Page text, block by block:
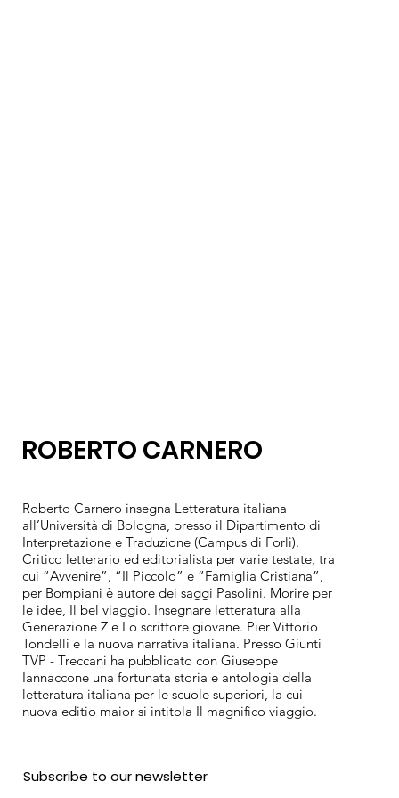
ROBERTO CARNERO
Roberto Carnero insegna Letteratura italiana
all’Università di Bologna, presso il Dipartimento di
Interpretazione e Traduzione (Campus di Forlì).
Critico letterario ed editorialista per varie testate, tra
cui “Avvenire”, “Il Piccolo” e “Famiglia Cristiana”,
per Bompiani è autore dei saggi Pasolini. Morire per
le idee, Il bel viaggio. Insegnare letteratura alla
Generazione Z e Lo scrittore giovane. Pier Vittorio
Tondelli e la nuova narrativa italiana. Presso Giunti
TVP - Treccani ha pubblicato con Giuseppe
Iannaccone una fortunata storia e antologia della
letteratura italiana per le scuole superiori, la cui
nuova editio maior si intitola Il magnifico viaggio.
Subscribe to our newsletter